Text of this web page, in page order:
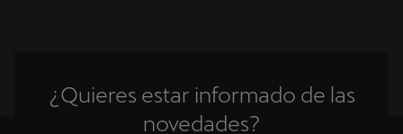
¿Quieres estar informado de las
novedades?